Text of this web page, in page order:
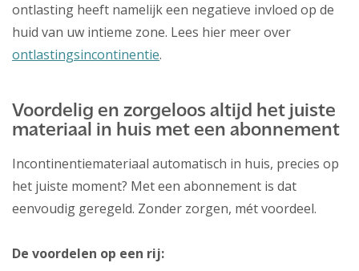
ontlasting heeft namelijk een negatieve invloed op de
huid van uw intieme zone. Lees hier meer over
ontlastingsincontinentie.
Voordelig en zorgeloos altijd het juiste
materiaal in huis met een abonnement
Incontinentiemateriaal automatisch in huis, precies op
het juiste moment? Met een abonnement is dat
eenvoudig geregeld. Zonder zorgen, mét voordeel.
De voordelen op een rij: